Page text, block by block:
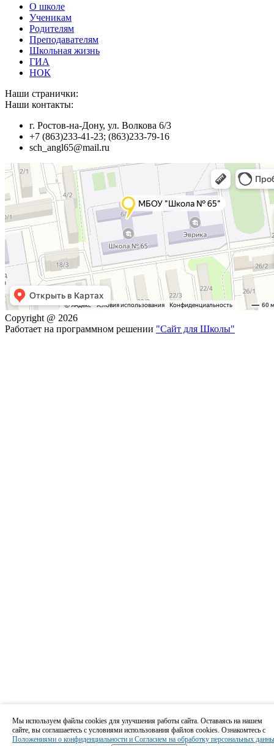
О школе
Ученикам
Родителям
Преподавателям
Школьная жизнь
ГИА
НОК
Наши странички:
Наши контакты:
г. Ростов-на-Дону, ул. Волкова 6/3
+7 (863)233-41-23; (863)233-79-16
sch_angl65@mail.ru
Copyright @ 2026
Работает на программном решении "Сайт для Школы"
Мы используем файлы cookies для улучшения работы сайта. Оставаясь на нашем
сайте, вы соглашаетесь с условиями использования файлов cookies. Ознакомтесь с
Положениями о конфиденциальности и Согласием на обработку персональных